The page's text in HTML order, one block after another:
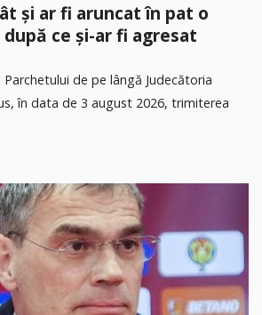
și ar fi aruncat în pat o
ce și-ar fi agresat
de pe lângă Judecătoria
în data de 3 august 2026, trimiterea